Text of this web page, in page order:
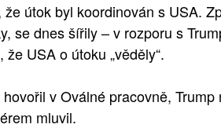
útok byl koordinován s USA.
se dnes šířily – v rozporu s
USA o útoku „věděly“.
v Oválné pracovně,
mluvil.